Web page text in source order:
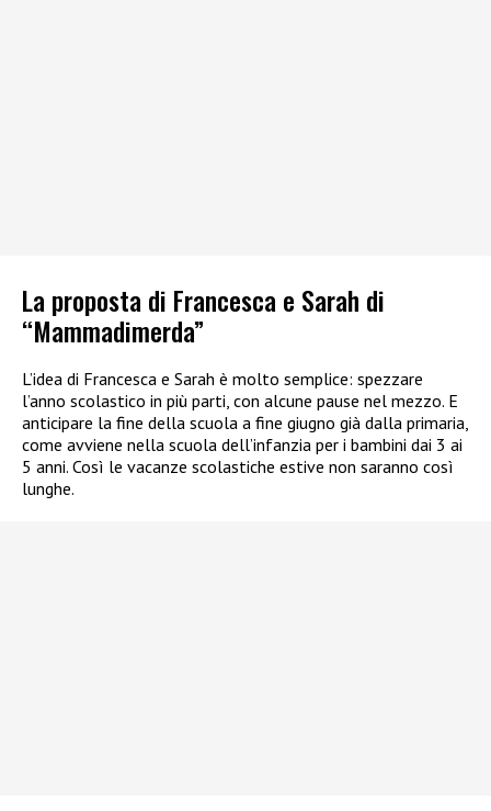
La proposta di Francesca e Sarah di
“Mammadimerda”
L’idea di Francesca e Sarah è molto semplice: spezzare
l’anno scolastico in più parti, con alcune pause nel mezzo. E
anticipare la fine della scuola a fine giugno già dalla primaria,
come avviene nella scuola dell’infanzia per i bambini dai 3 ai
5 anni. Così le vacanze scolastiche estive non saranno così
lunghe.